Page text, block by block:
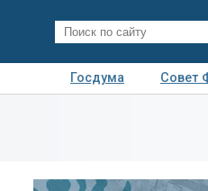
Госдума
Совет